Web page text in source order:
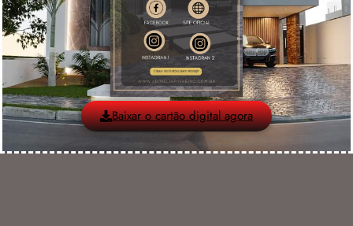
Baixar o cartão digital agora